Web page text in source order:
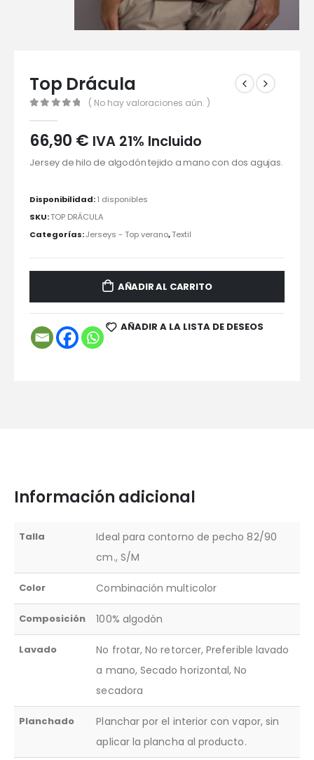
Top Drácula
( No hay valoraciones aún. )
66,90 € IVA 21% Incluido
Jersey de hilo de algodón tejido a mano con dos agujas.
Disponibilidad:1 disponibles
SKU:TOP DRÁCULA
Categorías:Jerseys - Top verano,Textil
AÑADIR AL CARRITO
AÑADIR A LA LISTA DE DESEOS
Información adicional
Talla
Ideal para contorno de pecho 82/90
cm., S/M
Color Combinación multicolor
Composición 100% algodón
Lavado
No frotar, No retorcer, Preferible lavado
a mano, Secado horizontal, No
secadora
Planchado
Planchar por el interior con vapor, sin
aplicar la plancha al producto.